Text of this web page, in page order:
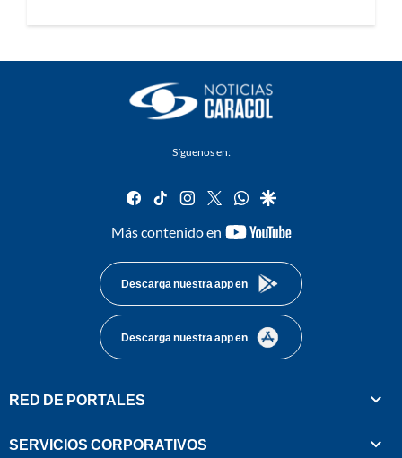
Síguenos en:
facebook
tiktok instagram
twitterwhatsapp
google
Más contenido en
youtube-
Descarga nuestra app en
Descarga nuestra app en
RED DE PORTALES
SERVICIOS CORPORATIVOS